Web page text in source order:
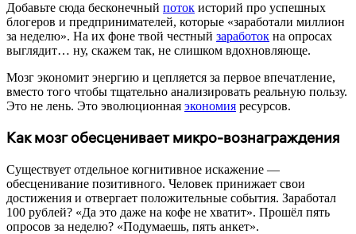
Добавьте сюда бесконечный поток историй про успешных
блогеров и предпринимателей, которые «заработали миллион
за неделю». На их фоне твой честный заработок на опросах
выглядит… ну, скажем так, не слишком вдохновляюще.
Мозг экономит энергию и цепляется за первое впечатление,
вместо того чтобы тщательно анализировать реальную пользу.
Это не лень. Это эволюционная экономия ресурсов.
Как мозг обесценивает микро-вознаграждения
Существует отдельное когнитивное искажение —
обесценивание позитивного. Человек принижает свои
достижения и отвергает положительные события. Заработал
100 рублей? «Да это даже на кофе не хватит». Прошёл пять
опросов за неделю? «Подумаешь, пять анкет».